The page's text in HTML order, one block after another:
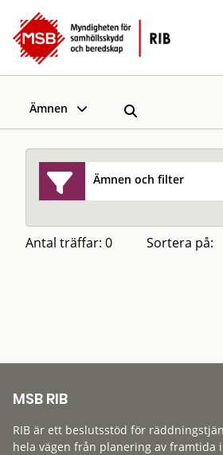
Ämnen
Ämnen och filter
Antal träffar: 0 Sortera på:
MSB RIB
RIB är ett beslutsstöd för
hela vägen från planering av framtida